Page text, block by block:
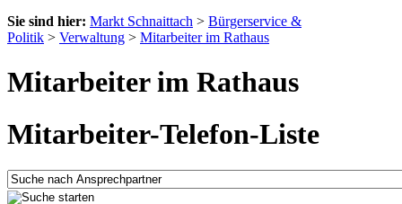
Sie sind hier: Markt Schnaittach > Bürgerservice &
Politik > Verwaltung > Mitarbeiter im Rathaus
Mitarbeiter im Rathaus
Mitarbeiter-Telefon-Liste